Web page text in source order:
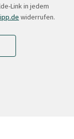
Link in jedem
widerrufen.